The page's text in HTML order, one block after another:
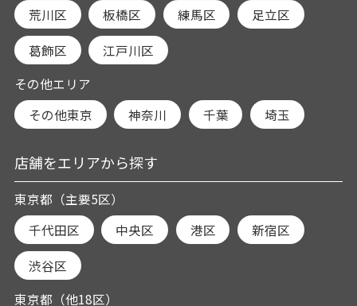
荒川区 板橋区 練馬区 足立区
葛飾区
江戸川区
その他エリア
その他東京
神奈川 千葉 埼玉
店舗をエリアから探す
東京都（主要5区）
千代田区
中央区 港区 新宿区
渋谷区
東京都（他18区）